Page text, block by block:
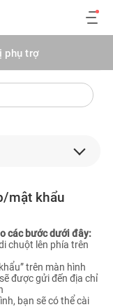
phụ trợ
mật khẩu
các bước dưới đây:
chuột lên phía trên
trên màn hình
được gửi đến địa chỉ
bạn sẽ có thể cài